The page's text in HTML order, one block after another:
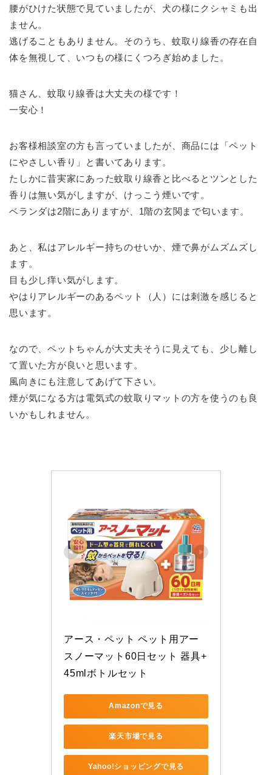
腰がひけた状態で見ていましたが、犬の様にクシャミも出
ません。
逃げることもありません。そのうち、蚊取り線香の存在自
体を無視して、いつもの様にくつろぎ始めました。
猫さん、蚊取り線香は大丈夫の様です！
一安心！
お客様相談室の方も言っていましたが、商品には「ペット
にやさしい香り」と書いてあります。
たしかに昔実家にあった蚊取り線香と比べるとツンとした
香りは無い気がしますが、けっこう煙いです。
ベランダは2階にありますが、1階の玄関まで匂います。
あと、私はアレルギー持ちのせいか、煙で鼻がムズムズし
ます。
目も少し痒い気がします。
やはりアレルギーのあるペット（人）には刺激を感じると
思います。
なので、ペットちゃんが大丈夫そうに見えても、少し離し
て置いた方が良いと思います。
風向きにも注意してあげて下さい。
煙が気になる方は電気式の蚊取りマットの方を使うのも良
いかもしれません。
アース・ペット ペット用アー
スノーマット60日セット 器具+
45mlボトルセット
Amazonで見る
楽天市場で見る
Yahoo!ショッピングで見る